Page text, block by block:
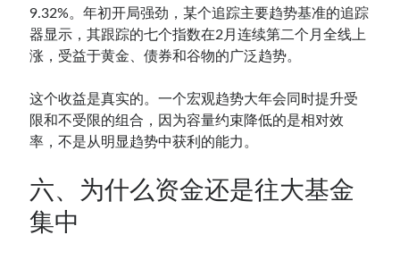
9.32%。年初开局强劲，某个追踪主要趋势基准的追踪
器显示，其跟踪的七个指数在2月连续第二个月全线上
涨，受益于黄金、债券和谷物的广泛趋势。
这个收益是真实的。一个宏观趋势大年会同时提升受
限和不受限的组合，因为容量约束降低的是相对效
率，不是从明显趋势中获利的能力。
六、为什么资金还是往大基金
集中